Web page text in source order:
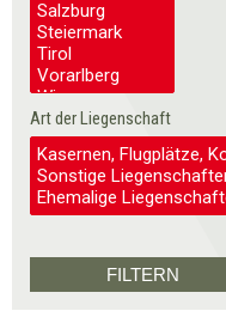
Art der Liegenschaft